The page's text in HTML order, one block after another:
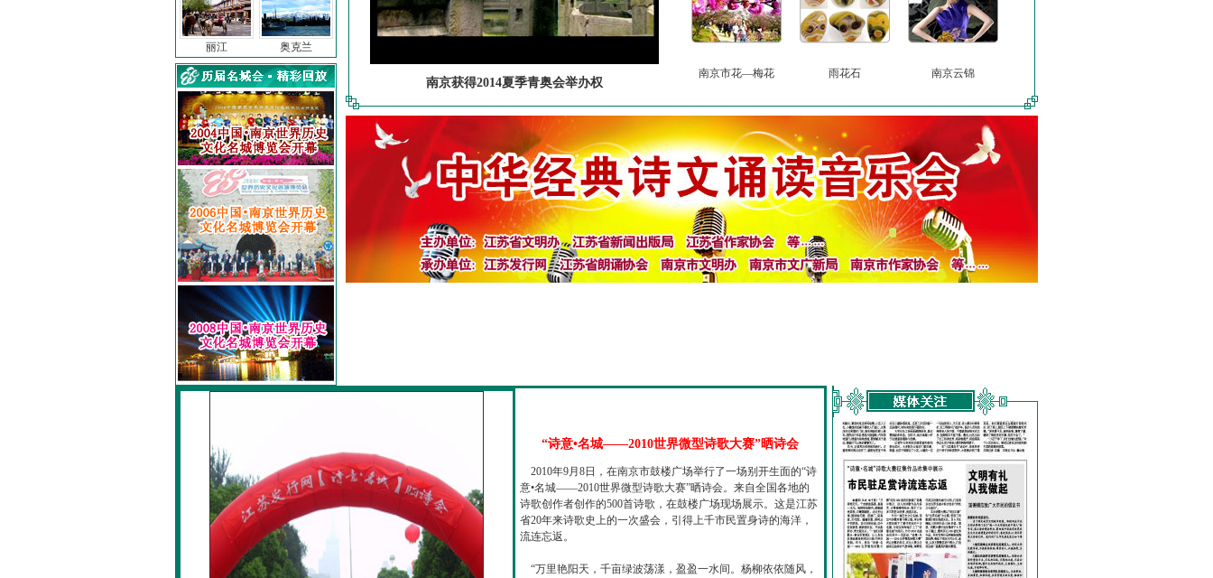
丽江 奥克兰
南京市花—梅花 雨花石 南京云锦
南京获得2014夏季青奥会举办权
“诗意•名城——2010世界微型诗歌大赛”晒诗会
2010年9月8日，在南京市鼓楼广场举行了一场别开生面的“诗
意•名城——2010世界微型诗歌大赛”晒诗会。来自全国各地的
诗歌创作者创作的500首诗歌，在鼓楼广场现场展示。这是江苏
省20年来诗歌史上的一次盛会，引得上千市民置身诗的海洋，
流连忘返。
“万里艳阳天，千亩绿波荡漾，盈盈一水间。杨柳依依随风，